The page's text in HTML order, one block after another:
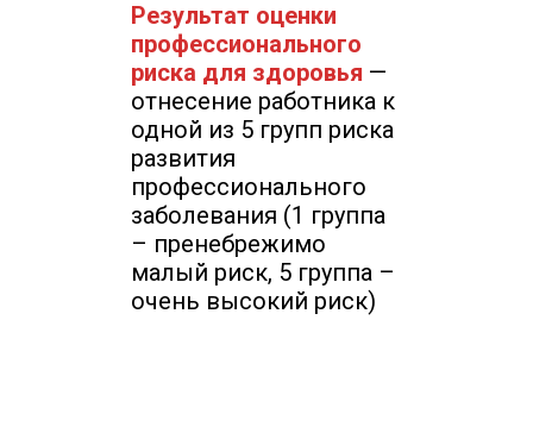
Результат оценки
профессионального
риска для здоровья —
отнесение работника к
одной из 5 групп риска
развития
профессионального
заболевания (1 группа
– пренебрежимо
малый риск, 5 группа –
очень высокий риск)